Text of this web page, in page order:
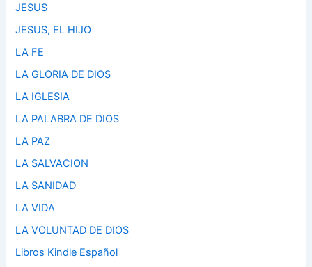
JESUS
JESUS, EL HIJO
LA FE
LA GLORIA DE DIOS
LA IGLESIA
LA PALABRA DE DIOS
LA PAZ
LA SALVACION
LA SANIDAD
LA VIDA
LA VOLUNTAD DE DIOS
Libros Kindle Español